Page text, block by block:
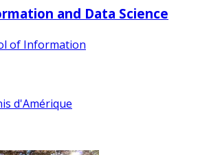
and Data Science
of Information
d'Amérique